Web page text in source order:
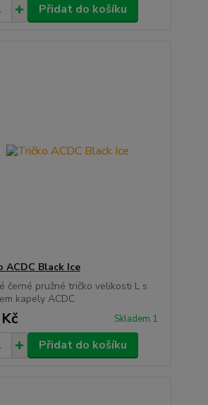
Přidat do košíku
ACDC Black Ice
černé pružné tričko velikosti L s
kapely ACDC
Skladem 1
Přidat do košíku